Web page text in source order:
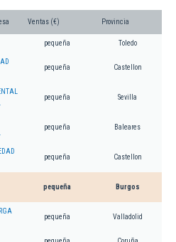
Ventas (€) Provincia
pequeña Toledo
pequeña Castellon
pequeña Sevilla
pequeña Baleares
pequeña Castellon
pequeña Burgos
pequeña Valladolid